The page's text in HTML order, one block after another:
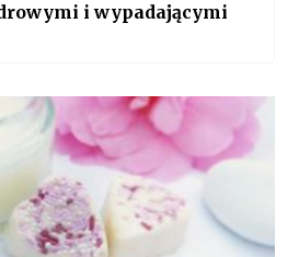
i wypadającymi